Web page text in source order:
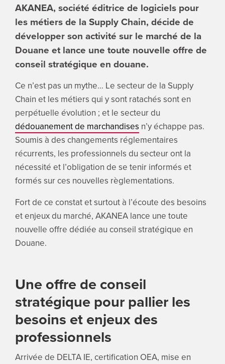
Search
AKANEA, société éditrice de logiciels pour
les métiers de la Supply Chain, décide de
développer son activité sur le marché de la
Douane et lance une toute nouvelle offre de
conseil stratégique en douane.
Ce n’est pas un mythe… Le secteur de la Supply
Chain et les métiers qui y sont ratachés sont en
perpétuelle évolution ; et le secteur du
dédouanement de marchandises n’y échappe pas.
Soumis à des changements réglementaires
récurrents, les professionnels du secteur ont la
nécessité et l’obligation de se tenir informés et
formés sur ces nouvelles règlementations.
Fort de ce constat et surtout à l’écoute des besoins
et enjeux du marché, AKANEA lance une toute
nouvelle offre dédiée au conseil stratégique en
Douane.
Une offre de conseil
stratégique pour pallier les
besoins et enjeux des
professionnels
Arrivée de DELTA IE, certification OEA, mise en